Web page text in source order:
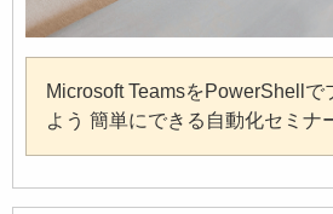
Microsoft TeamsをPowerShellで
よう 簡単にできる自動化セミナ